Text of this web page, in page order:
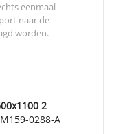
eenmaal
naar de
worden.
2
0288-A